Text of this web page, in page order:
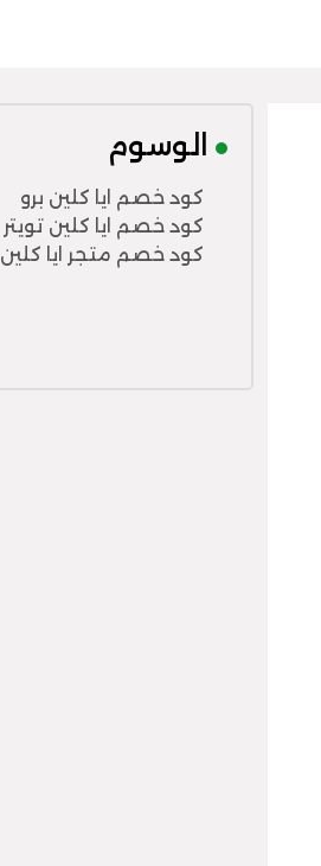
الوسوم
كود خصم ايا كلين برو
كود خصم ايا كلين تويتر
كود خصم متجر ايا كلين